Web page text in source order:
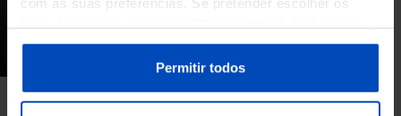
tipos de cookies, clique em "Personalizar". Saiba mais
sobre cookies através da gestão de preferências ou da
Política de Cookies.
Permitir todos
11/11/2017